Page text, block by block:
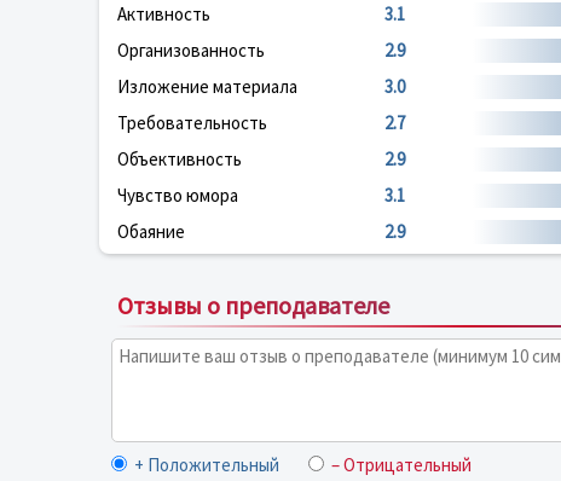
Активность
3.1
Организованность
2.9
Изложение материала
3.0
Требовательность
2.7
Объективность
2.9
Чувство юмора
3.1
Обаяние
2.9
Отзывы о преподавателе
+ Положительный – Отрицательный